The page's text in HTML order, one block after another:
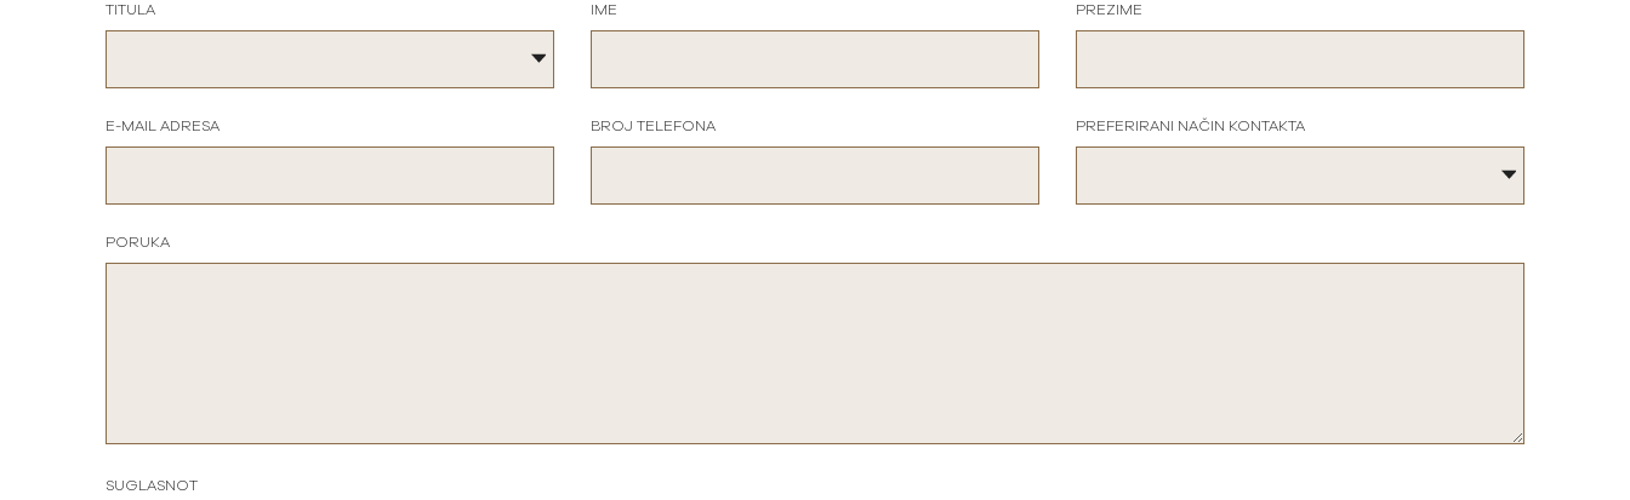
TITULA IME PREZIME
E-MAIL ADRESA BROJ TELEFONA PREFERIRANI NAČIN KONTAKTA
PORUKA
SUGLASNOT